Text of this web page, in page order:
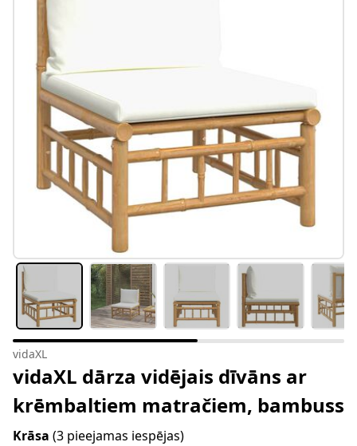
vidaXL
vidaXL dārza vidējais dīvāns ar
krēmbaltiem matračiem, bambuss
Krāsa (3 pieejamas iespējas)